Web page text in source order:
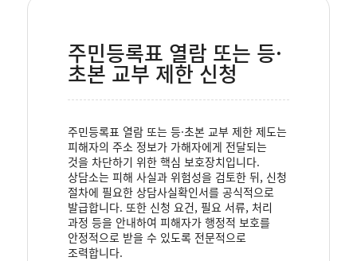
주민등록표 열람 또는 등·
초본 교부 제한 신청
주민등록표 열람 또는 등·초본 교부 제한 제도는
피해자의 주소 정보가 가해자에게 전달되는
것을 차단하기 위한 핵심 보호장치입니다.
상담소는 피해 사실과 위험성을 검토한 뒤, 신청
절차에 필요한 상담사실확인서를 공식적으로
발급합니다. 또한 신청 요건, 필요 서류, 처리
과정 등을 안내하여 피해자가 행정적 보호를
안정적으로 받을 수 있도록 전문적으로
조력합니다.